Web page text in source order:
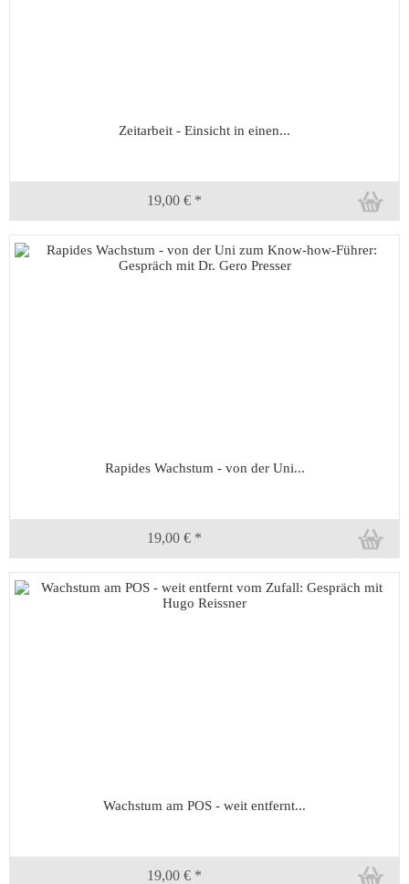
Zeitarbeit - Einsicht in einen...
19,00 € *
Rapides Wachstum - von der Uni...
19,00 € *
Wachstum am POS - weit entfernt...
19,00 € *